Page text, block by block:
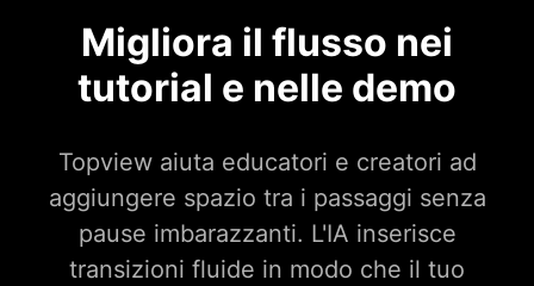
Migliora il flusso nei
tutorial e nelle demo
Topview aiuta educatori e creatori ad
aggiungere spazio tra i passaggi senza
pause imbarazzanti. L'IA inserisce
transizioni fluide in modo che il tuo